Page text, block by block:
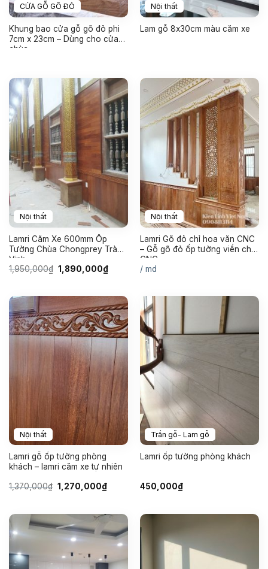
CỬA GỖ GÕ ĐỎ
Khung bao cửa gỗ gõ đỏ phi
7cm x 23cm – Dùng cho cửa
chùa
Nội thất
Lam gỗ 8x30cm màu căm xe
Nội thất
Lamri Căm Xe 600mm Ốp
Tường Chùa Chongprey Trà
Vinh
1,950,000₫ Giá
gốc
1,890,000₫Giá
hiện
1,890,000₫.
Nội thất
Lamri Gõ đỏ chỉ hoa văn CNC
– Gỗ gõ đỏ ốp tường viền chỉ
CNC
/ md
Nội thất
Lamri gỗ ốp tường phòng
khách – lamri căm xe tự nhiên
1,370,000₫ Giá
gốc
1,270,000₫Giá
hiện
1,270,000₫.
Trần gỗ- Lam gỗ
Lamri ốp tường phòng khách
450,000₫